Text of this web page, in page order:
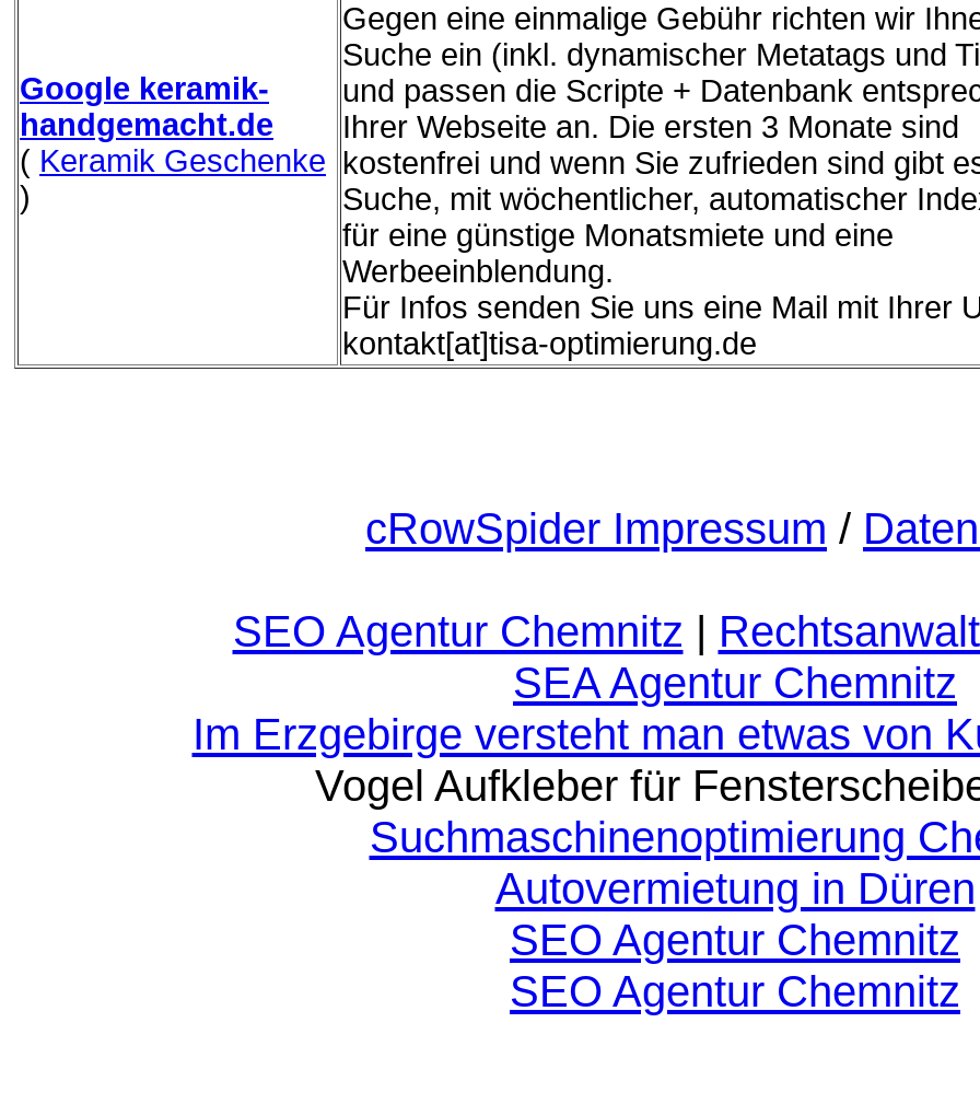
Google keramik-
handgemacht.de
( Keramik Geschenke
)
Gegen eine einmalige Gebühr richten wir
Suche ein (inkl. dynamischer Metatags und
und passen die Scripte + Datenbank
Ihrer Webseite an. Die ersten 3 Monate sind
kostenfrei und wenn Sie zufrieden sind gibt
Suche, mit wöchentlicher, automatischer
für eine günstige Monatsmiete und eine
Werbeeinblendung.
Für Infos senden Sie uns eine Mail mit Ihrer
kontakt[at]tisa-optimierung.de
cRowSpider Impressum /
SEO Agentur Chemnitz |
SEA Agentur Chemnitz
Im Erzgebirge versteht man etwas von
Vogel Aufkleber für
Suchmaschinenoptimierung
Autovermietung in Düren
SEO Agentur Chemnitz
SEO Agentur Chemnitz